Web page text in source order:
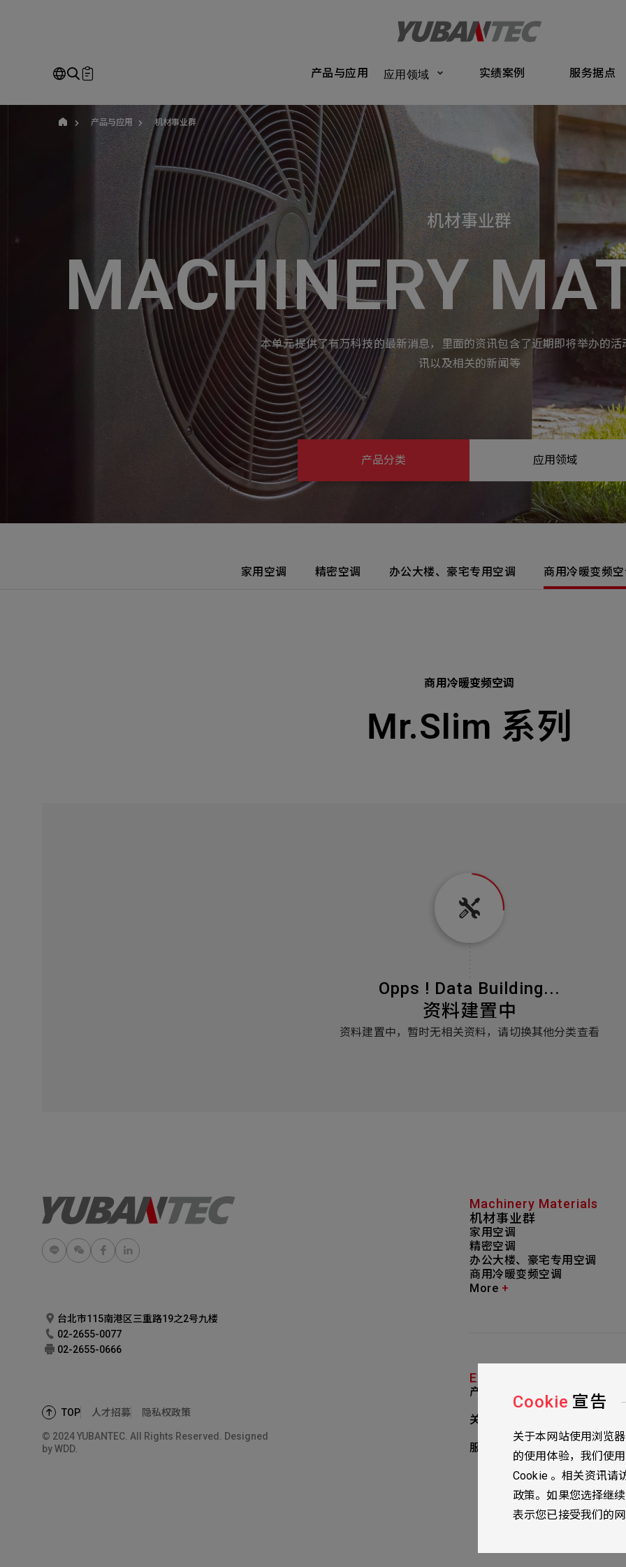
产品与应用
应用领域
实绩案例
服务据点
全站搜寻
SEARCH
产品与应
服务据点
关于我们
最新消息
联络我们
人才
Our BusinessService我们的业务服务
Machinery Materials
机材事业群
产品与应用 机材事业群
机材事业群
MACHINERY
本单元提供了有万科技的最新消息，里面的资讯包含了近期即将举办的活
讯以及相关的新闻等
产品分类 应用领域
家用空调 精密空调 办公大楼、豪宅专用空调 商用冷暖变频
商用冷暖变频空调
Mr.Slim 系列
Opps ! Data Building...
资料建置中
资料建置中，暂时无相关资料，请切换其他分类查看
Select 选择咨
无
即将送出咨询表单
Submit Form
请确认填写资讯是否正确
姓名
公司名称 联系电话
Email
主旨
其它问题
Projects Consulted
台北市115南港区三重路19之2号九楼
02-2655-0077
02-2655-0666
TOP 人才招募 隐私权政策
© 2024 YUBANTEC. All Rights Reserved. Designed
byWDD.
Machinery Materials
机材事业群
家用空调
精密空调
办公大楼、豪宅专用空调
商用冷暖变频空调
More +
Explore More
产品与应用
关于我们
服务据点
Cookie 宣告
关于本网站使用浏览
的使用体验，我们使
Cookie 。相关资讯请
政策。如果您选择继
表示您已接受我们的